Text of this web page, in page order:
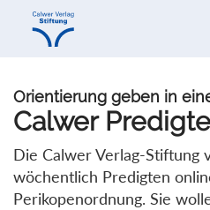
Direkt
Direkt
Orientierung geben in
Calwer
Die Calwer Verlag-Stiftung
wöchentlich Predigten
Perikopenordnung. Sie